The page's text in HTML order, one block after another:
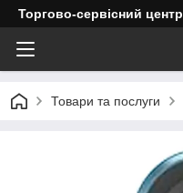
Торгово-сервісний
Товари та послуги